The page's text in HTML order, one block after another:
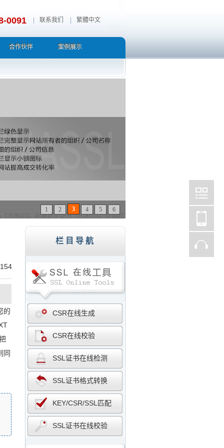
0091 联系我们 繁體中文
合作伙伴 案例展示
1 2 3 4 5 6
的
同
栏目导航
CSR在线生成
CSR在线校验
SSL证书在线检测
SSL证书格式转换
KEY/CSR/SSL匹配
SSL证书在线校验